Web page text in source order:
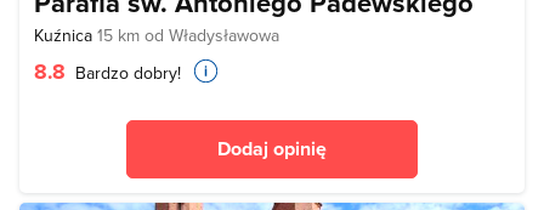
Kuźnica 15 km od Władysławowa
8.8 Bardzo dobry!
Dodaj opinię